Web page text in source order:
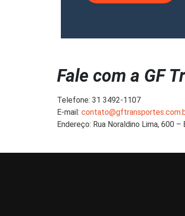
Fale com a GF
Telefone: 31 3492-1107
E-mail:
Endereço: Rua Noraldino Lima, 600